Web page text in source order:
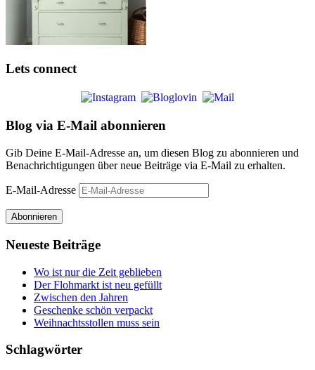
Lets connect
Blog via E-Mail abonnieren
Gib Deine E-Mail-Adresse an, um diesen Blog zu abonnieren und
Benachrichtigungen über neue Beiträge via E-Mail zu erhalten.
E-Mail-Adresse
Abonnieren
Neueste Beiträge
Wo ist nur die Zeit geblieben
Der Flohmarkt ist neu gefüllt
Zwischen den Jahren
Geschenke schön verpackt
Weihnachtsstollen muss sein
Schlagwörter